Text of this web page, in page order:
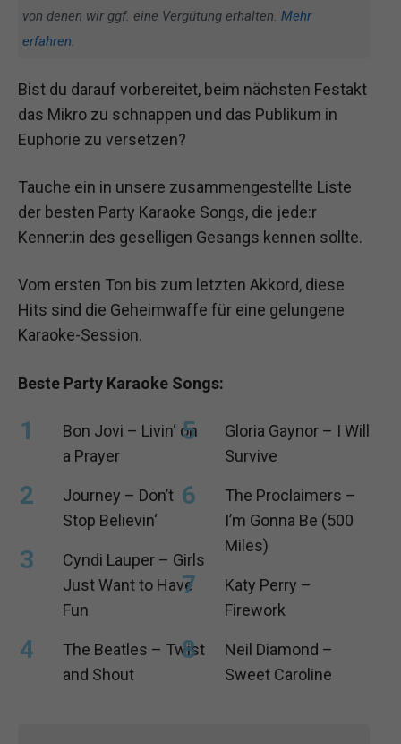
von denen wir ggf. eine Vergütung erhalten. Mehr
erfahren.
Bist du darauf vorbereitet, beim nächsten Festakt
das Mikro zu schnappen und das Publikum in
Euphorie zu versetzen?
Tauche ein in unsere zusammengestellte Liste
der besten Party Karaoke Songs, die jede:r
Kenner:in des geselligen Gesangs kennen sollte.
Vom ersten Ton bis zum letzten Akkord, diese
Hits sind die Geheimwaffe für eine gelungene
Karaoke-Session.
Beste Party Karaoke Songs:
Bon Jovi – Livin‘ on
a Prayer
Journey – Don’t
Stop Believin‘
Cyndi Lauper – Girls
Just Want to Have
Fun
The Beatles – Twist
and Shout
Gloria Gaynor – I Will
Survive
The Proclaimers –
I’m Gonna Be (500
Miles)
Katy Perry –
Firework
Neil Diamond –
Sweet Caroline